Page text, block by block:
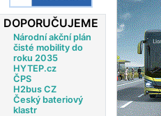
DOPORUČUJEME
Národní akční plán
čisté mobility do
roku 2035
HYTEP.cz
ČPS
H2bus CZ
Český bateriový
klastr